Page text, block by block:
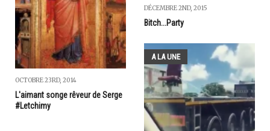
OCTOBRE 23RD, 2014
L'aimant songe rêveur de Serge
#Letchimy
DÉCEMBRE 2ND, 2015
Bitch...Party
A LA UNE